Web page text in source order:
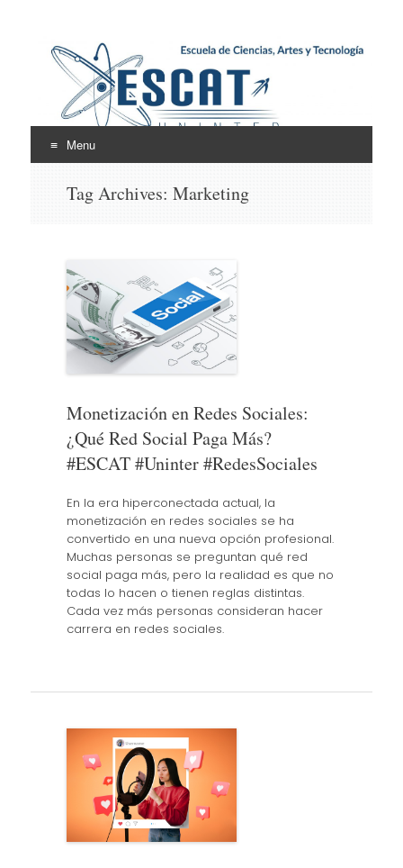
Escuela de Ciencias,
Artes y Tecnología
ESCAT
Menu
Tag Archives: Marketing
Monetización en Redes Sociales:
¿Qué Red Social Paga Más?
#ESCAT #Uninter #RedesSociales
En la era hiperconectada actual, la
monetización en redes sociales se ha
convertido en una nueva opción profesional.
Muchas personas se preguntan qué red
social paga más, pero la realidad es que no
todas lo hacen o tienen reglas distintas.
Cada vez más personas consideran hacer
carrera en redes sociales.